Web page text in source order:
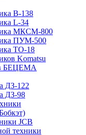
B-138
L-34
МКСМ-800
ПУМ-500
ТО-18
Komatsu
БЕЦЕМА
ДЗ-122
ДЗ-98
JCB
техники